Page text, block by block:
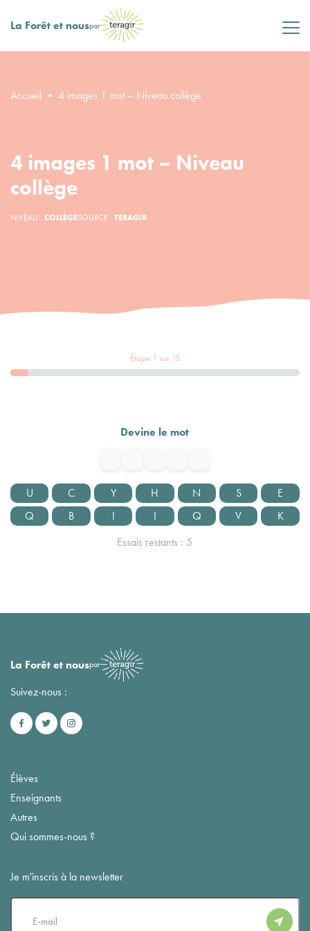
La Forêt et nouspar
Accueil • 4 images 1 mot – Niveau collège
4 images 1 mot – Niveau
collège
NIVEAU : COLLÈGESOURCE : TERAGIR
Étape 1 sur 15
Devine le mot
U C Y H N S
E
Q
B I I Q V
K
Essais restants : 5
La Forêt et nouspar
Suivez-nous :
Élèves
Enseignants
Autres
Qui sommes-nous ?
Je m'inscris à la newsletter